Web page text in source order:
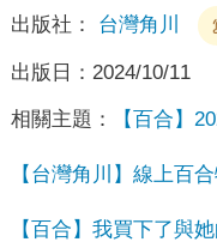
出版社： 台灣角川
出版日： 2024/10/11
相關主題： 【百合】
【台灣角川】線上百
【百合】我買下了與